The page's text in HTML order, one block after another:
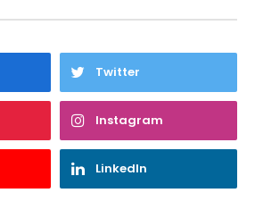
Twitter
Instagram
LinkedIn